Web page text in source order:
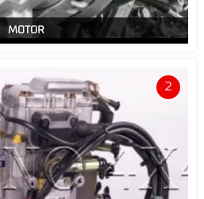
MOTOR
2